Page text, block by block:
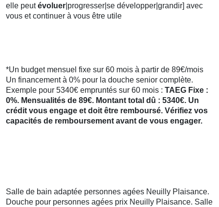
elle peutévoluer |progresser|se développer|grandir] avec
vous et continuer à vous être utile
*Un budget mensuel fixe sur 60 mois à partir de 89€/mois
Un financement à 0% pour la douche senior complète.
Exemple pour 5340€ empruntés sur 60 mois : TAEG Fixe :
0%. Mensualités de 89€. Montant total dû : 5340€. Un
crédit vous engage et doit être remboursé. Vérifiez vos
capacités de remboursement avant de vous engager.
Salle de bain adaptée personnes agées Neuilly Plaisance.
Douche pour personnes agées prix Neuilly Plaisance. Salle